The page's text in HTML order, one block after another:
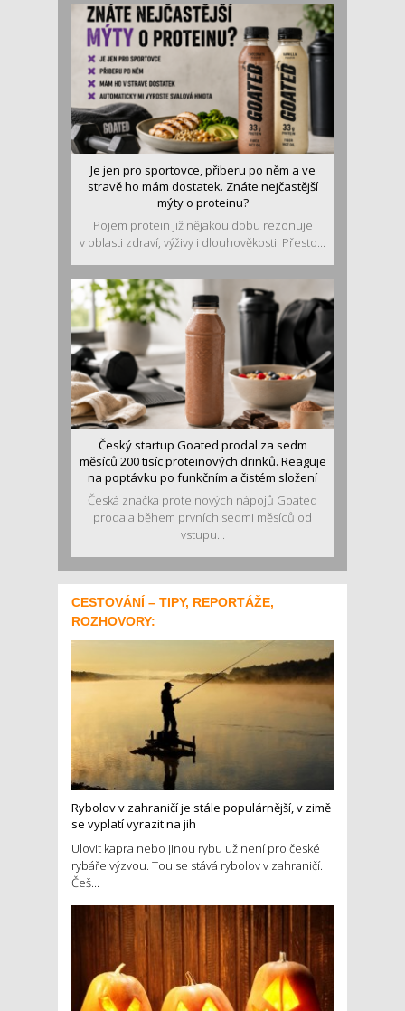
Je jen pro sportovce, přiberu po něm a ve
stravě ho mám dostatek. Znáte nejčastější
mýty o proteinu?
Pojem protein již nějakou dobu rezonuje
v oblasti zdraví, výživy i dlouhověkosti. Přesto...
Český startup Goated prodal za sedm
měsíců 200 tisíc proteinových drinků. Reaguje
na poptávku po funkčním a čistém složení
Česká značka proteinových nápojů Goated
prodala během prvních sedmi měsíců od
vstupu...
CESTOVÁNÍ – TIPY, REPORTÁŽE,
ROZHOVORY:
Rybolov v zahraničí je stále populárnější, v zimě
se vyplatí vyrazit na jih
Ulovit kapra nebo jinou rybu už není pro české
rybáře výzvou. Tou se stává rybolov v zahraničí.
Češ...